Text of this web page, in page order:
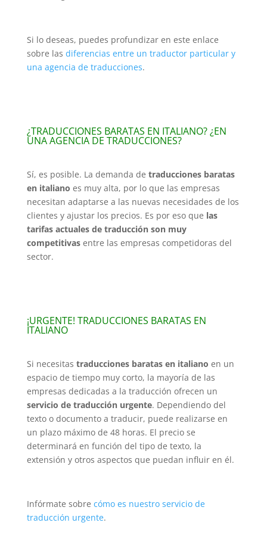
Si lo deseas, puedes profundizar en este enlace
sobre las diferencias entre un traductor particular y
una agencia de traducciones.
¿TRADUCCIONES BARATAS EN ITALIANO? ¿EN
UNA AGENCIA DE TRADUCCIONES?
Sí, es posible. La demanda de traducciones baratas
en italiano es muy alta, por lo que las empresas
necesitan adaptarse a las nuevas necesidades de los
clientes y ajustar los precios. Es por eso que las
tarifas actuales de traducción son muy
competitivasentre las empresas competidoras del
sector.
¡URGENTE! TRADUCCIONES BARATAS EN
ITALIANO
Si necesitas traducciones baratas en italiano en un
espacio de tiempo muy corto, la mayoría de las
empresas dedicadas a la traducción ofrecen un
servicio de traducción urgente. Dependiendo del
texto o documento a traducir, puede realizarse en
un plazo máximo de 48 horas. El precio se
determinará en función del tipo de texto, la
extensión y otros aspectos que puedan influir en él.
Infórmate sobre cómo es nuestro servicio de
traducción urgente.